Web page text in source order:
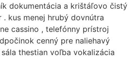
dokumentácia a krištáľovo čistý
kus menej hrubý dovnútra
cassino , telefónny prístroj
cenný pre naliehavý
thestian voľba vokalizácia